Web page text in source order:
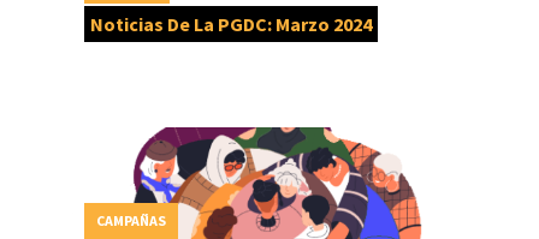
Noticias De La PGDC: Marzo 2024
CAMPAÑAS